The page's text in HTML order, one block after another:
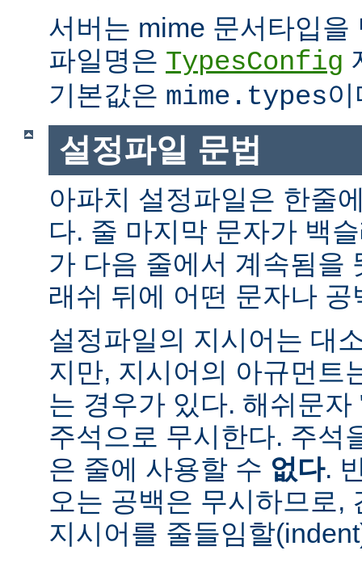
서버는 mime 문서타입을
파일명은 TypesConfig
기본값은 mime.types이
설정파일 문법
아파치 설정파일은 한줄
다. 줄 마지막 문자가 백
가 다음 줄에서 계속됨을
래쉬 뒤에 어떤 문자나
설정파일의 지시어는 대
지만, 지시어의 아규먼트
는 경우가 있다. 해쉬문
주석으로 무시한다. 주석
은 줄에 사용할 수 없다.
오는 공백은 무시하므로,
지시어를 줄들임할